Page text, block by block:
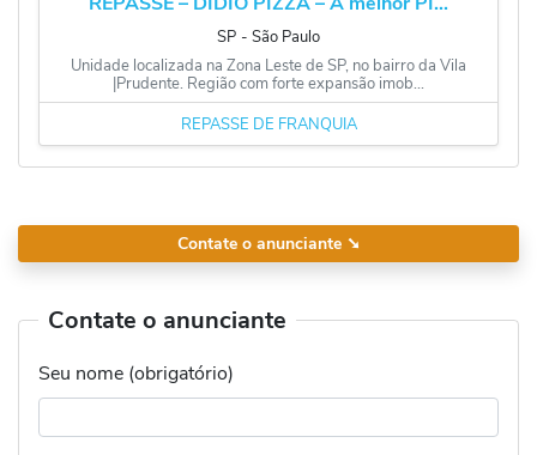
SP ‐ São Paulo
Unidade localizada na Zona Leste de SP, no bairro da Vila
|Prudente. Região com forte expansão imob...
REPASSE DE FRANQUIA
Contate o anunciante ➘
Contate o anunciante
Seu nome (obrigatório)